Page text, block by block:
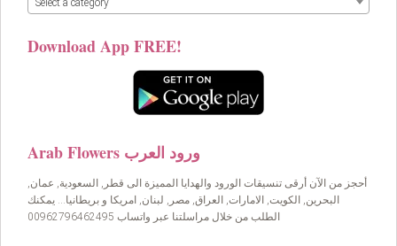
Select a category
Download App FREE!
Arab Flowers ورود العرب
أحجز من الآن أرقى تنسيقات الورود والهدايا المميزة الى قطر, السعودية, عمان,
البحرين, الكويت, الامارات, العراق, مصر, لبنان, امريكا و بريطانيا… يمكنك
الطلب من خلال مراسلتنا عبر واتساب 00962796462495